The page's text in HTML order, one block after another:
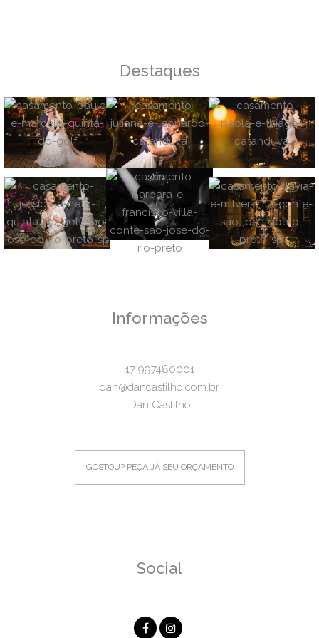
Destaques
Informações
17 997480001
dan@dancastilho.com.br
Dan Castilho
GOSTOU? PEÇA JÁ SEU ORÇAMENTO
Social